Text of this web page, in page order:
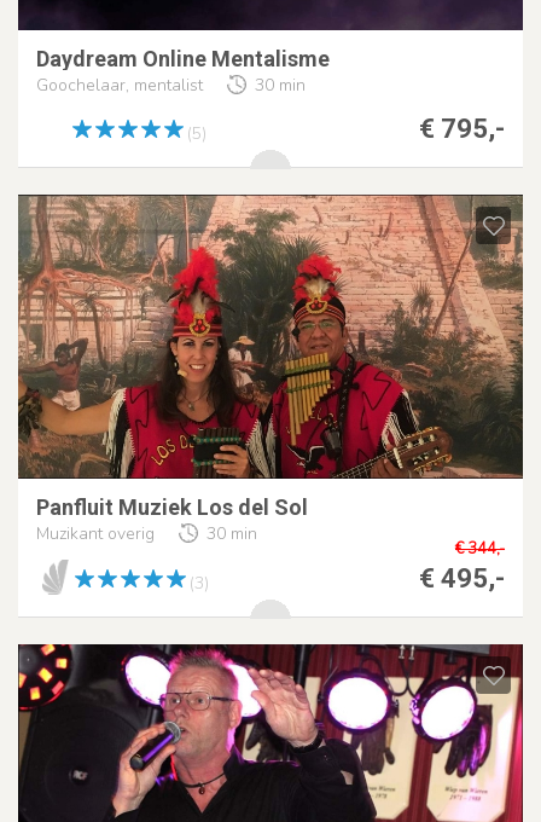
Daydream Online Mentalisme
Goochelaar, mentalist 30 min
€ 795,-
(5)
Panfluit Muziek Los del Sol
Muzikant overig 30 min
€ 344,-
€ 495,-
(3)